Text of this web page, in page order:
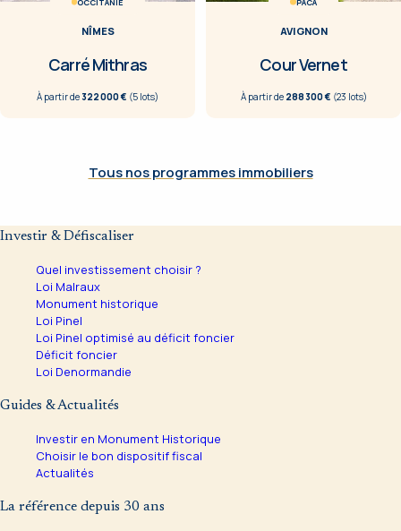
NÎMES
Carré Mithras
À partir de322 000 € (5 lots)
AVIGNON
Cour Vernet
À partir de 288 300 € (23 lots)
Tous nos programmes immobiliers
Investir & Défiscaliser
Quel investissement choisir ?
Loi Malraux
Monument historique
Loi Pinel
Loi Pinel optimisé au déficit foncier
Déficit foncier
Loi Denormandie
Guides & Actualités
Investir en Monument Historique
Choisir le bon dispositif fiscal
Actualités
La référence depuis 30 ans